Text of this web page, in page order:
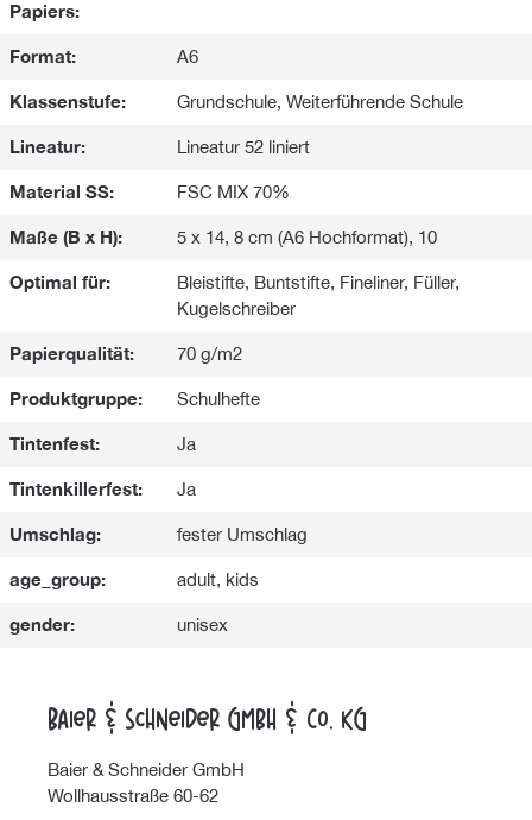
Papiers:
Format: A6
Klassenstufe: Grundschule, Weiterführende Schule
Lineatur: Lineatur 52 liniert
Material SS: FSC MIX 70%
Maße (B x H): 5 x 14, 8 cm (A6 Hochformat), 10
Optimal für:
Bleistifte, Buntstifte, Fineliner, Füller,
Kugelschreiber
Papierqualität: 70 g/m2
Produktgruppe: Schulhefte
Tintenfest: Ja
Tintenkillerfest: Ja
Umschlag: fester Umschlag
age_group: adult, kids
gender: unisex
Baier & Schneider GmbH & Co. KG
Baier & Schneider GmbH
Wollhausstraße 60-62